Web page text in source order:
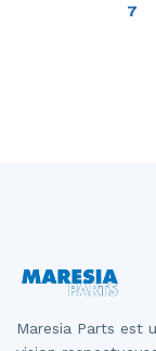
7
Maresia Parts est